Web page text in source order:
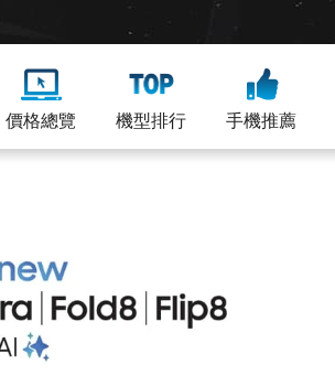
價格總覽 機型排行 手機推薦